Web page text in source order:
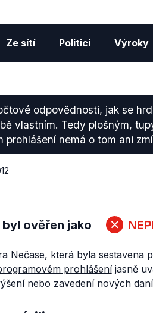
Ze sítí Politici Výroky
odpovědnosti, jak se
vlastním. Tedy plošným,
prohlášení nemá o tom ani
ověřen jako
Nečase, která byla sestavena
prohlášeníjasně
nebo zavedení nových